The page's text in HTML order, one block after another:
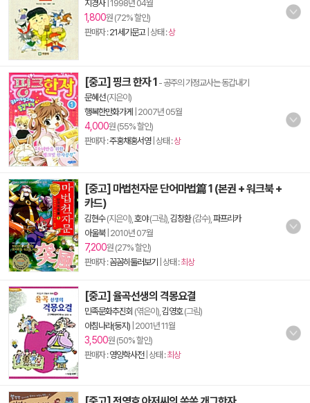
지경사| 1998년 04월
1,800원 (72% 할인)
판매자 :21세기문고| 상태 :상
[중고] 핑크 한자 1 - 공주의 가정교사는 동갑내기
문혜선(지은이)
행복한만화가게
2007년 05월
4,000원 (55% 할인)
판매자 :주홍채홍서영| 상태 :상
[중고] 마법천자문 단어마법篇 1 (본권 + 워크북 +
카드)
김현수(지은이), 호야(그림), 김창환(감수), 파프리카
아울북| 2010년 07월
7,200원 (27% 할인)
판매자 :꼼꼼히둘러보기 | 상태 :최상
[중고] 율곡선생의 격몽요결
민족문화추진회 (엮은이), 김영호(그림)
아침나라(둥지) 2001년 11월
3,500원 (50% 할인)
판매자 :영양학사전| 상태 :최상